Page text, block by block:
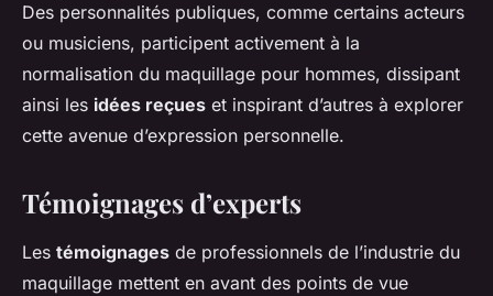
Des personnalités publiques, comme certains acteurs
ou musiciens, participent activement à la
normalisation du maquillage pour hommes, dissipant
ainsi les idées reçues et inspirant d’autres à explorer
cette avenue d’expression personnelle.
Témoignages d’experts
Les témoignages de professionnels de l’industrie du
maquillage mettent en avant des points de vue